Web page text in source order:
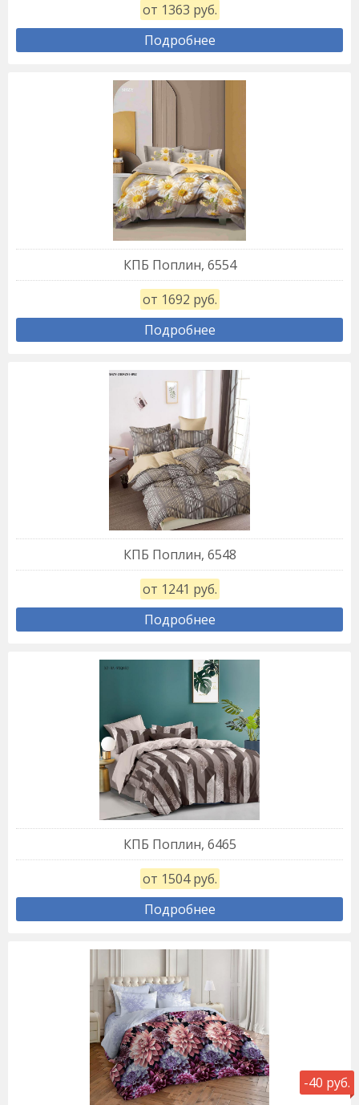
от 1363 руб.
Подробнее
КПБ Поплин, 6554
от 1692 руб.
Подробнее
КПБ Поплин, 6548
от 1241 руб.
Подробнее
КПБ Поплин, 6465
от 1504 руб.
Подробнее
-40 руб.